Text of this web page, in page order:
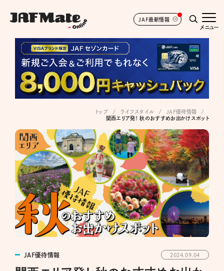
JAF最新情報
メニュー
トップ ライフスタイル
JAF優待情報
関西エリア発！ 秋のおすすめお出かけスポット
JAF優待情報 2024.09.04